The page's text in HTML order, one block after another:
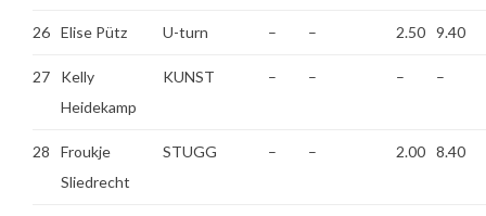
26 Elise Pütz U-turn – – 2.50 9.40
27
Kelly
Heidekamp
KUNST – – – –
28
Froukje
Sliedrecht
STUGG – – 2.00 8.40